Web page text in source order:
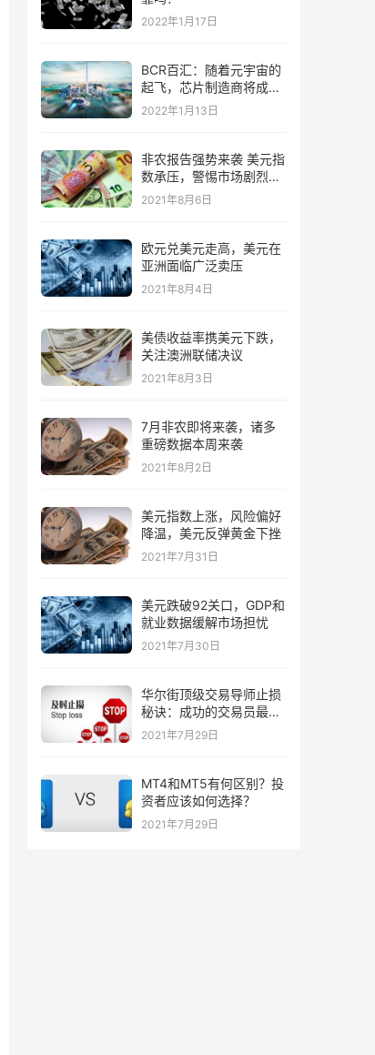
2022年1月17日
BCR百汇：随着元宇宙的
起飞，芯片制造商将成为
“赢家”
2022年1月13日
非农报告强势来袭 美元指
数承压，警惕市场剧烈波
动
2021年8月6日
欧元兑美元走高，美元在
亚洲面临广泛卖压
2021年8月4日
美债收益率携美元下跌，
关注澳洲联储决议
2021年8月3日
7月非农即将来袭，诸多
重磅数据本周来袭
2021年8月2日
美元指数上涨，风险偏好
降温，美元反弹黄金下挫
2021年7月31日
美元跌破92关口，GDP和
就业数据缓解市场担忧
2021年7月30日
华尔街顶级交易导师止损
秘诀：成功的交易员最喜
欢的三种止损策略！
2021年7月29日
MT4和MT5有何区别？投
资者应该如何选择？
2021年7月29日